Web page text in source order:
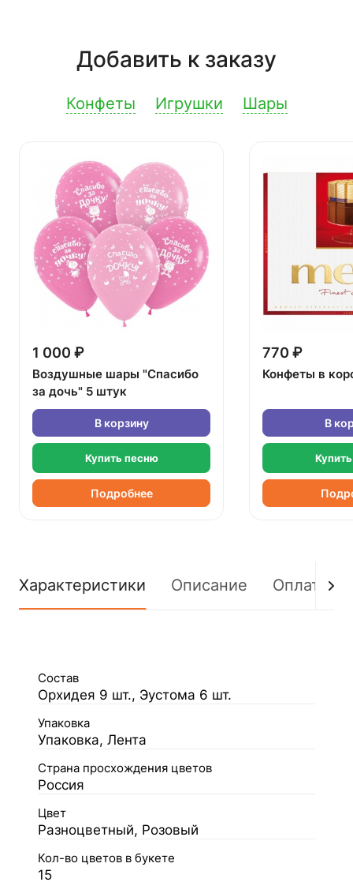
Добавить к заказу
Конфеты Игрушки Шары
1 000 ₽
Воздушные шары "Спасибо
за дочь" 5 штук
В корзину
Купить песню
Подробнее
770 ₽
Конфеты в
В
Характеристики Описание Оплата
Состав
Орхидея 9 шт., Эустома 6 шт.
Упаковка
Упаковка, Лента
Страна просхождения цветов
Россия
Цвет
Разноцветный, Розовый
Кол-во цветов в букете
15